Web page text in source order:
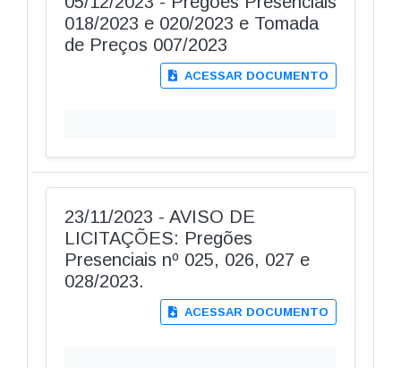
018/2023 e 020/2023 e Tomada
de Preços 007/2023
ACESSAR DOCUMENTO
23/11/2023 - AVISO DE
LICITAÇÕES: Pregões
Presenciais nº 025, 026, 027 e
028/2023.
ACESSAR DOCUMENTO